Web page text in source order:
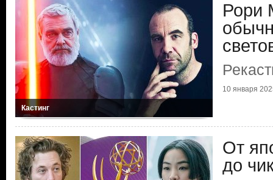
Кастинг
Рори
10 января
От
до